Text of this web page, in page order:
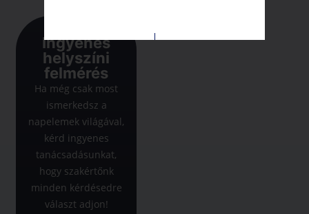
Ingyenes
helyszíni
felmérés
Ha még csak most
ismerkedsz a
napelemek világával,
kérd ingyenes
tanácsadásunkat,
hogy szakértőnk
minden kérdésedre
választ adjon!